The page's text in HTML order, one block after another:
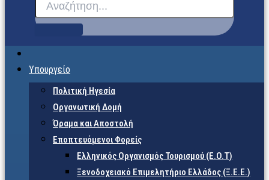
Υπουργείο
Πολιτική Ηγεσία
Οργανωτική Δομή
Όραμα και Αποστολή
Εποπτευόμενοι Φορείς
Eλληνικός Οργανισμός Τουρισμού (Ε.Ο.Τ)
Ξενοδοχειακό Επιμελητήριο Ελλάδος (Ξ.Ε.Ε.)